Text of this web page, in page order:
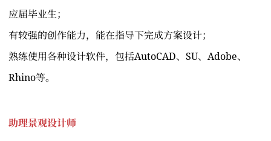
应届毕业生；
有较强的创作能力，能在指导下完成方案设计；
熟练使用各种设计软件，包括AutoCAD、SU、Adobe、
Rhino等。
助理景观设计师